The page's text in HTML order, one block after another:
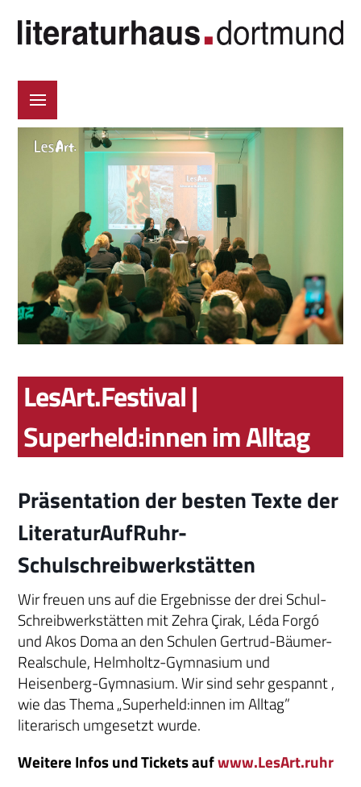
LesArt.Festival |
Superheld:innen im Alltag
Präsentation der besten Texte der
LiteraturAufRuhr-
Schulschreibwerkstätten
Wir freuen uns auf die Ergebnisse der drei Schul-
Schreibwerkstätten mit Zehra Çirak, Léda Forgó
und Akos Doma an den Schulen Gertrud-Bäumer-
Realschule, Helmholtz-Gymnasium und
Heisenberg-Gymnasium. Wir sind sehr gespannt ,
wie das Thema „Superheld:innen im Alltag”
literarisch umgesetzt wurde.
Weitere Infos und Tickets aufwww.LesArt.ruhr